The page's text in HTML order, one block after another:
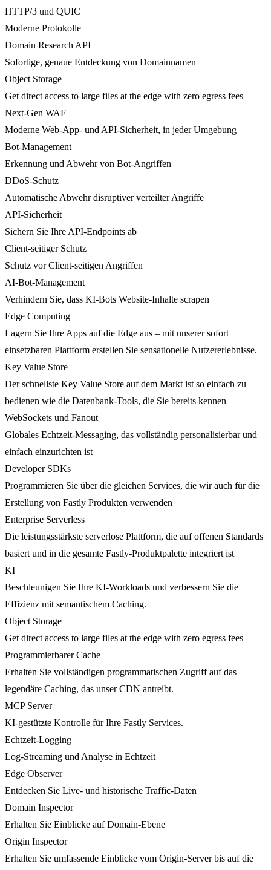
HTTP/3 und QUIC
Moderne Protokolle
Domain Research API
Sofortige, genaue Entdeckung von Domainnamen
Object Storage
Get direct access to large files at the edge with zero egress fees
Next-Gen WAF
Moderne Web-App- und API-Sicherheit, in jeder Umgebung
Bot-Management
Erkennung und Abwehr von Bot-Angriffen
DDoS-Schutz
Automatische Abwehr disruptiver verteilter Angriffe
API-Sicherheit
Sichern Sie Ihre API-Endpoints ab
Client-seitiger Schutz
Schutz vor Client-seitigen Angriffen
AI-Bot-Management
Verhindern Sie, dass KI-Bots Website-Inhalte scrapen
Edge Computing
Lagern Sie Ihre Apps auf die Edge aus – mit unserer sofort
einsetzbaren Plattform erstellen Sie sensationelle Nutzererlebnisse.
Key Value Store
Der schnellste Key Value Store auf dem Markt ist so einfach zu
bedienen wie die Datenbank-Tools, die Sie bereits kennen
WebSockets und Fanout
Globales Echtzeit-Messaging, das vollständig personalisierbar und
einfach einzurichten ist
Developer SDKs
Programmieren Sie über die gleichen Services, die wir auch für die
Erstellung von Fastly Produkten verwenden
Enterprise Serverless
Die leistungsstärkste serverlose Plattform, die auf offenen Standards
basiert und in die gesamte Fastly-Produktpalette integriert ist
KI
Beschleunigen Sie Ihre KI-Workloads und verbessern Sie die
Effizienz mit semantischem Caching.
Object Storage
Get direct access to large files at the edge with zero egress fees
Programmierbarer Cache
Erhalten Sie vollständigen programmatischen Zugriff auf das
legendäre Caching, das unser CDN antreibt.
MCP Server
KI-gestützte Kontrolle für Ihre Fastly Services.
Echtzeit-Logging
Log-Streaming und Analyse in Echtzeit
Edge Observer
Entdecken Sie Live- und historische Traffic-Daten
Domain Inspector
Erhalten Sie Einblicke auf Domain-Ebene
Origin Inspector
Erhalten Sie umfassende Einblicke vom Origin-Server bis auf die